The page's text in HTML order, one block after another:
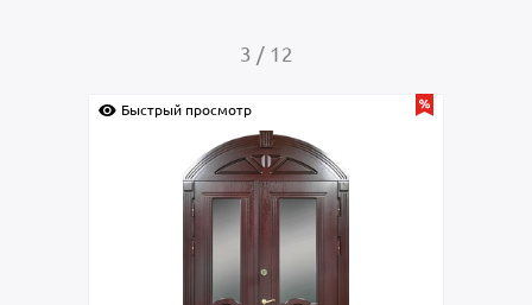
4 / 12
Быстрый просмотр